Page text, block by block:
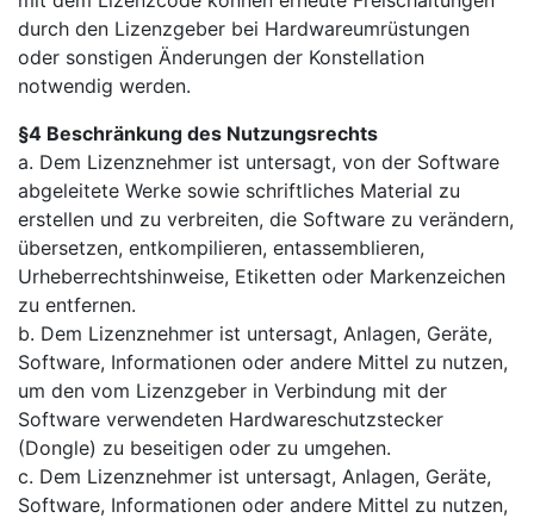
durch den Lizenzgeber bei Hardwareumrüstungen
oder sonstigen Änderungen der Konstellation
notwendig werden.
§4 Beschränkung des Nutzungsrechts
a. Dem Lizenznehmer ist untersagt, von der Software
abgeleitete Werke sowie schriftliches Material zu
erstellen und zu verbreiten, die Software zu verändern,
übersetzen, entkompilieren, entassemblieren,
Urheberrechtshinweise, Etiketten oder Markenzeichen
zu entfernen.
b. Dem Lizenznehmer ist untersagt, Anlagen, Geräte,
Software, Informationen oder andere Mittel zu nutzen,
um den vom Lizenzgeber in Verbindung mit der
Software verwendeten Hardwareschutzstecker
(Dongle) zu beseitigen oder zu umgehen.
c. Dem Lizenznehmer ist untersagt, Anlagen, Geräte,
Software, Informationen oder andere Mittel zu nutzen,